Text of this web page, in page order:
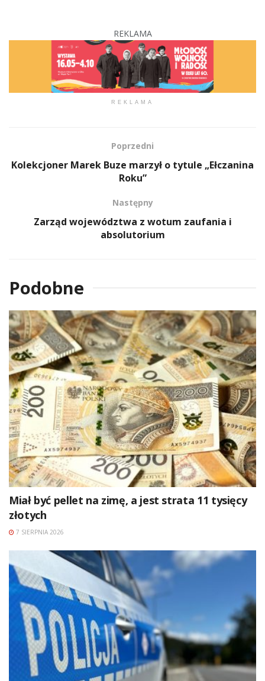
REKLAMA
REKLAMA
Poprzedni
Kolekcjoner Marek Buze marzył o tytule „Ełczanina
Roku”
Następny
Zarząd województwa z wotum zaufania i
absolutorium
Podobne
Miał być pellet na zimę, a jest strata 11 tysięcy
złotych
7 SIERPNIA 2026